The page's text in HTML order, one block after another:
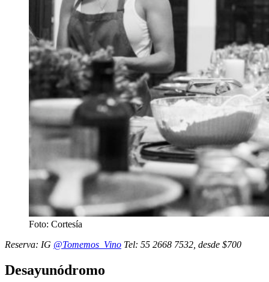
Foto: Cortesía
Reserva: IG @Tomemos_Vino Tel: 55 2668 7532, desde $700
Desayunódromo